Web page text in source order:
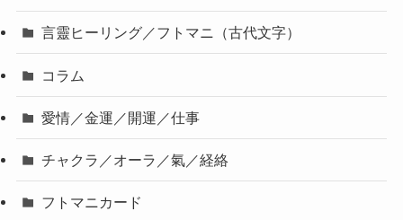
言靈ヒーリング／フトマニ（古代文字）
コラム
愛情／金運／開運／仕事
チャクラ／オーラ／氣／経絡
フトマニカード